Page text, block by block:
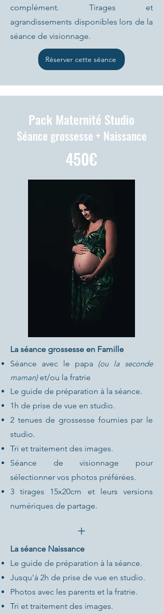
complément. Tirages et
agrandissements disponibles lors de la
séance de visionnage.
Réserver cette séance
Pack Maternité Studio
Séance grossesse + Naissance
450€
La séance grossesse en Famille
Séance avec le papa (ou la seconde
maman) et/ou la fratrie
Le guide de préparation à la séance.
1h de prise de vue en studio.
2 tenues de grossesse fournies par le
studio.
Tri et traitement des images.
Séance de visionnage pour
sélectionner vos photos préférées.
3 tirages 15x20cm et leurs versions
numériques de partage.
+
La séance Naissance
Le guide de préparation à la séance.
Jusqu'à 2h de prise de vue en studio.
Photos avec les parents et la fratrie.
Tri et traitement des images.